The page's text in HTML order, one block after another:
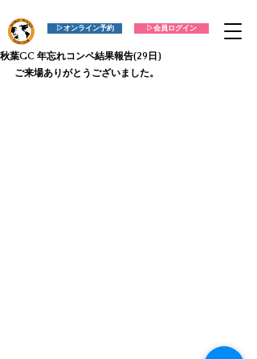
▷会員ログイン
▷オンライン予約
秋葉GC 年忘れコンペ結果報告(29日)
ご来場ありがとうございました。